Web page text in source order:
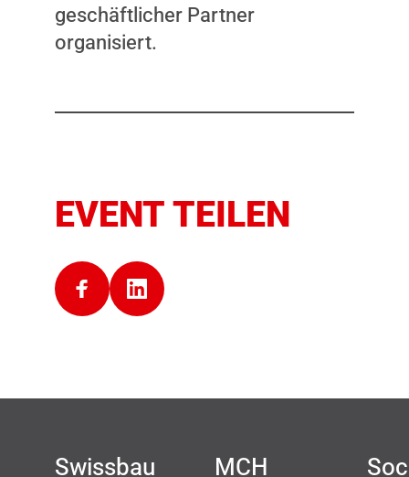
geschäftlicher Partner
organisiert.
EVENT TEILEN
Swissbau
MCH